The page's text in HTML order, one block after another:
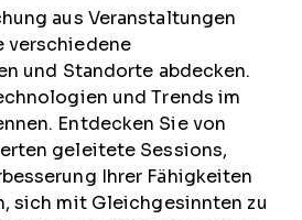
aus Veranstaltungen
verschiedene
und Standorte abdecken.
und Trends im
Entdecken Sie von
geleitete Sessions,
Ihrer Fähigkeiten
sich mit Gleichgesinnten zu